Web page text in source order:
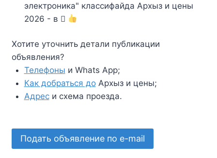
электроника" классифайда Архыз и цены
2026 - в
Хотите уточнить детали публикации
объявления?
Телефоны и Whats App;
Как добраться доАрхыз и цены;
Адреси схема проезда.
Подать объявление по e-mail